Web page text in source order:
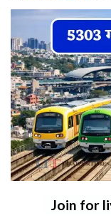
Join for